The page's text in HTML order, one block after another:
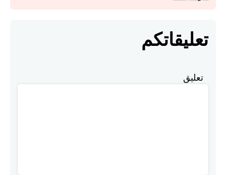
تعليقاتكم
تعليق